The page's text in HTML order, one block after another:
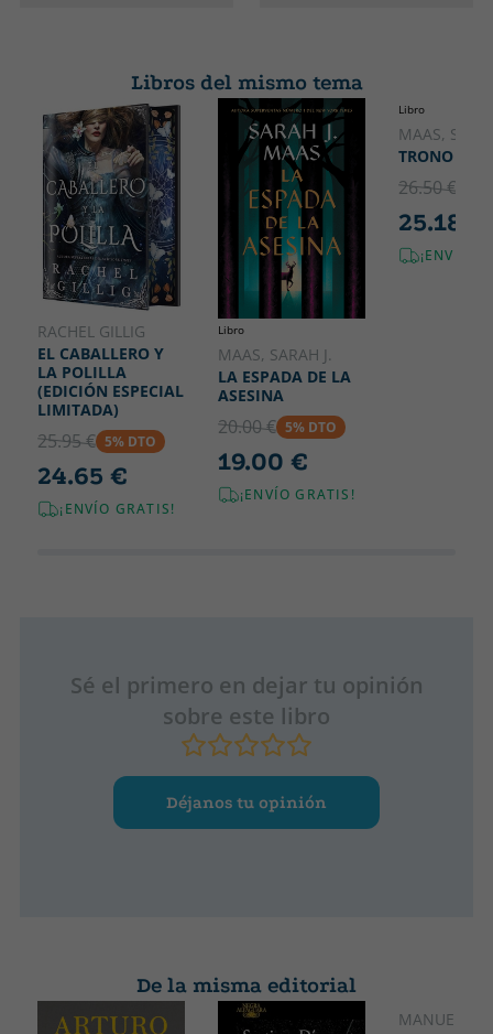
misterio y amistad. Con páginas del diario de investigación
de Alaska para complementar la lectura. GÉNEROS: Misterios
y magia Criaturas mágicas y poderes Humor y diversión
Aventura y amistad
202
Libros del mismo tema
RACHEL GILLIG
EL CABALLERO Y
LA POLILLA
(EDICIÓN ESPECIAL
LIMITADA)
25.95 € 5% DTO
24.65 €
¡ENVÍO GRATIS!
Libro
MAAS, SARAH J.
LA ESPADA DE LA
ASESINA
20.00 € 5% DTO
19.00 €
¡ENVÍO GRATIS!
Libro
MAAS,
TRONO DE
26.50 €
25.18 €
¡ENVÍO
Sé el primero en dejar tu opinión
sobre este libro
Déjanos tu opinión
De la misma editorial
MANUEL